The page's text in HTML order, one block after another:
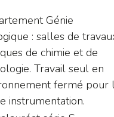
Génie
: salles de
de chimie et de
Travail seul en
fermé pour
instrumentation.